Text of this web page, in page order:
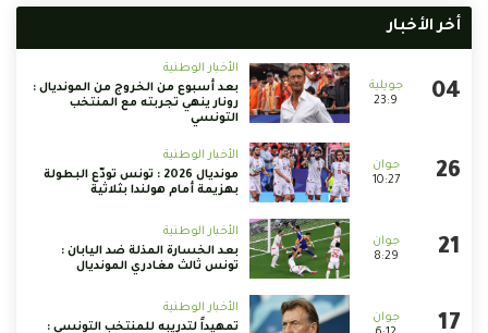
أخر الأخبار
23:9
الأخبار الوطنية
بعد أسبوع من الخروج من المونديال :
رونار ينهي تجربته مع المنتخب
التونسي
10:27
الأخبار الوطنية
مونديال 2026 : تونس تودّع البطولة
بهزيمة أمام هولندا بثلاثية
8:29
الأخبار الوطنية
بعد الخسارة المذلة ضد اليابان :
تونس ثالث مغادري المونديال
الأخبار الوطنية
تمهيداً لتدريبه للمنتخب التونسي :